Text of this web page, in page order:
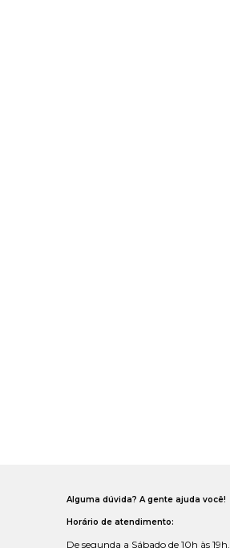
Alguma dúvida? A gente ajuda você!
Horário de atendimento:
De segunda a Sábado de 10h às 19h.